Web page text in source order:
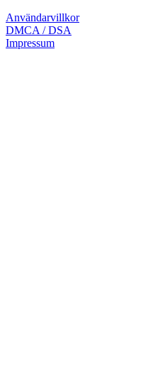
Användarvillkor
DMCA / DSA
Impressum